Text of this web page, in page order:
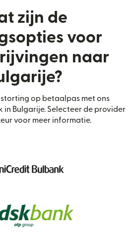
zijn de
voor
naar
op betaalpas met ons
Bulgarije. Selecteer de provider
voor meer informatie.